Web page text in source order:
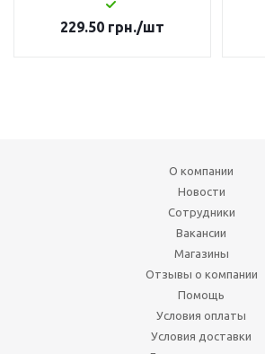
229.50 грн./шт
О компании
Новости
Сотрудники
Вакансии
Магазины
Отзывы о компании
Помощь
Условия оплаты
Условия доставки